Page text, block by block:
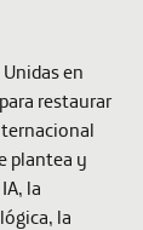
en
restaurar
plantea y
la
la